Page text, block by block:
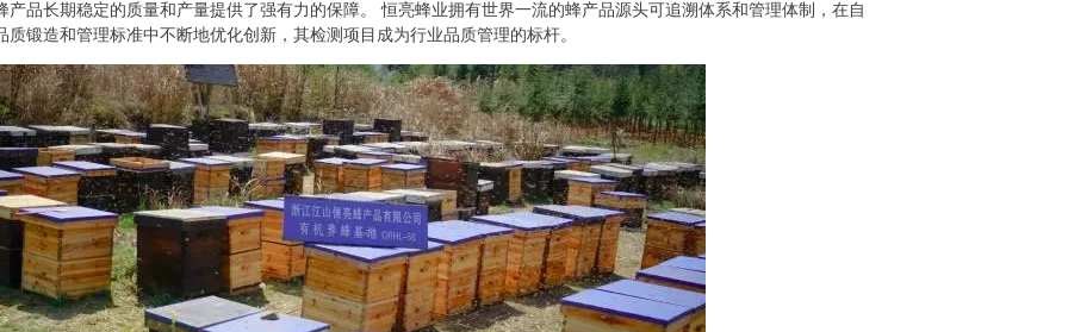
产品长期稳定的质量和产量提供了强有力的保障。 恒亮蜂业拥有世界一流的蜂产品源头可追溯体系和管理体制，在自
质锻造和管理标准中不断地优化创新，其检测项目成为行业品质管理的标杆。